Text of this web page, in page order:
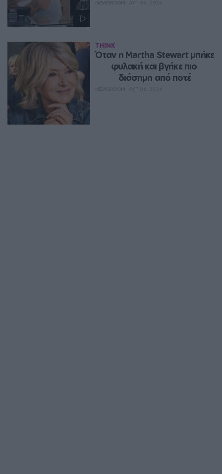
THINK
Όταν η Martha Stewart μπήκε
φυλακή και βγήκε πιο
διάσημη από ποτέ